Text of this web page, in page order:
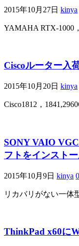
2015年10月27日 kinya
YAMAHA RTX-1000
Ciscoルーター入
2015年10月20日 kinya
Cisco1812，
SONY VAIO
フトをインスト
2015年10月9日 kinya 0
リカバリがない一体
ThinkPad x60に